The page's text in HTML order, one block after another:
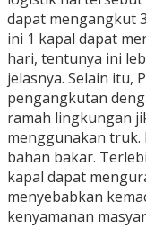
dapat mengangkut
ini 1 kapal dapat
hari, tentunya ini
jelasnya. Selain itu,
pengangkutan
ramah lingkungan
menggunakan truk.
bahan bakar.
kapal dapat
menyebabkan
kenyamanan